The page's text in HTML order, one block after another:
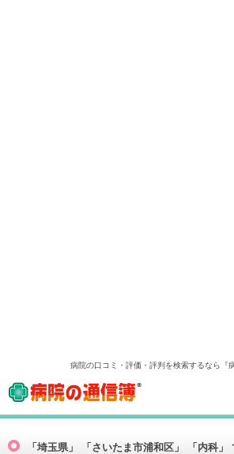
病院の口コミ・評価・評判を検索するなら『
病院の通信簿